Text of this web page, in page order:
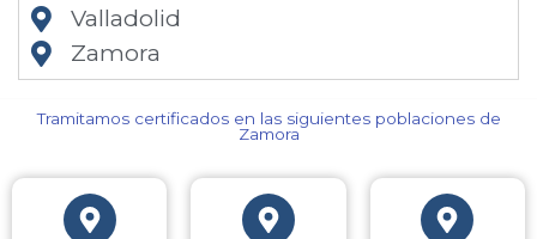
Valladolid
Zamora
Tramitamos certificados en las siguientes poblaciones de
Zamora​